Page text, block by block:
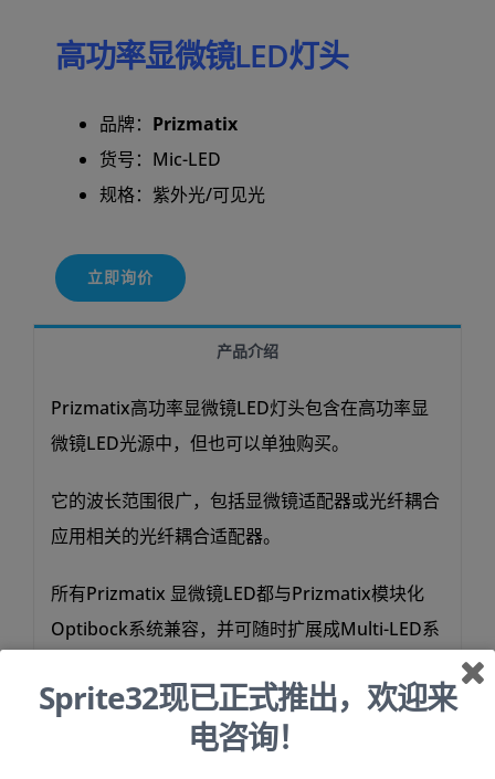
高功率显微镜LED灯头
品牌： Prizmatix
货号：Mic-LED
规格：紫外光/可见光
立即询价
产品介绍
Prizmatix高功率显微镜LED灯头包含在高功率显
微镜LED光源中，但也可以单独购买。
它的波长范围很广，包括显微镜适配器或光纤耦合
应用相关的光纤耦合适配器。
所有Prizmatix 显微镜LED都与Prizmatix模块化
Optibock系统兼容，并可随时扩展成Multi-LED系
对于要求更高的应用，请查看 Prizmatix UHP-T系
列 LED，功率可提高 10 倍。
Sprite32现已正式推出，欢迎来
电咨询！